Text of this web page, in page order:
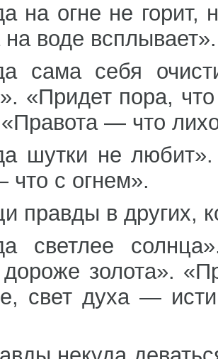
на огне не горит,
на воде всплывает».
сама себя
«Придет пора,
— что
шутки не
что с огнем».
правды в других,
светлее
золота».
свет духа —